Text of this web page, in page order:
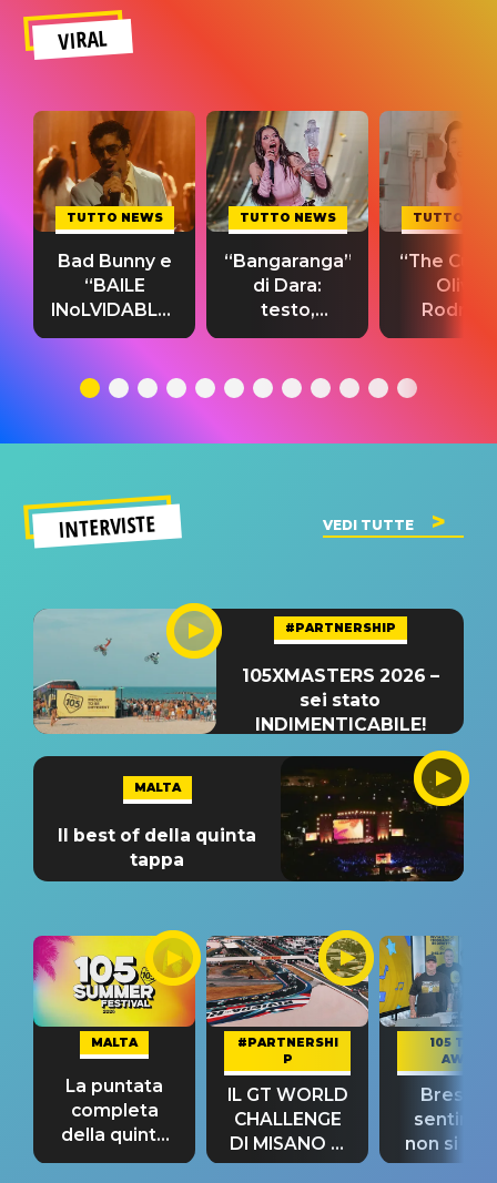
VIRAL
TUTTO NEWS
Bad Bunny e
“BAILE
INoLVIDABLE”:
testo,
significato
TUTTO NEWS
“Bangaranga”
di Dara:
testo,
traduzione e
del singolo
TUTTO
“The
Olivia
testo,
INTERVISTE VEDI TUTTE
#PARTNERSHIP
105XMASTERS 2026 –
sei stato
INDIMENTICABILE!
MALTA
Il best of della quinta
tappa
MALTA
La puntata
completa
della quinta
tappa
#PARTNERSHI
P
IL GT WORLD
CHALLENGE
DI MISANO si
riconferma
105 TAKE
AWAY
Bresh:
non si
fino alla